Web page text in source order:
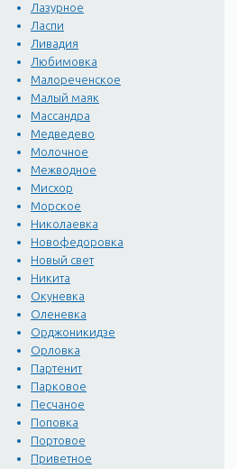
Лазурное
Ласпи
Ливадия
Любимовка
Малореченское
Малый маяк
Массандра
Медведево
Молочное
Межводное
Мисхор
Морское
Николаевка
Новофедоровка
Новый свет
Никита
Окуневка
Оленевка
Орджоникидзе
Орловка
Партенит
Парковое
Песчаное
Поповка
Портовое
Приветное